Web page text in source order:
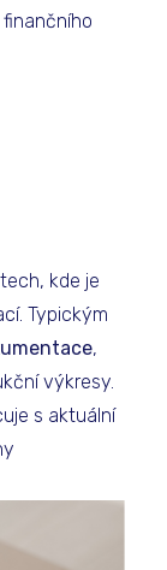
kde je
Typickým
,
výkresy.
s aktuální